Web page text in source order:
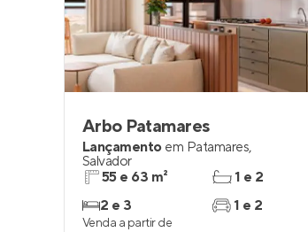
Arbo Patamares
Lançamento em Patamares,
Salvador
55 e 63 m²
2 e 3
1 e 2
1 e 2
Venda a partir de